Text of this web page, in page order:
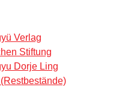
Verlag
Stiftung
Dorje Ling